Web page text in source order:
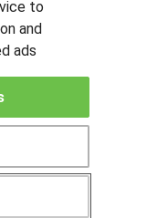
to
and
ads